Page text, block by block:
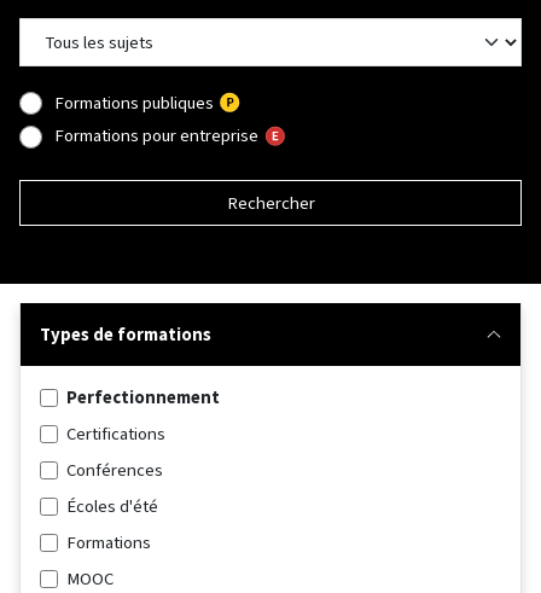
Formations publiques
Formations pour entreprise
Rechercher
Types de formations
Perfectionnement
Certifications
Conférences
Écoles d'été
Formations
MOOC